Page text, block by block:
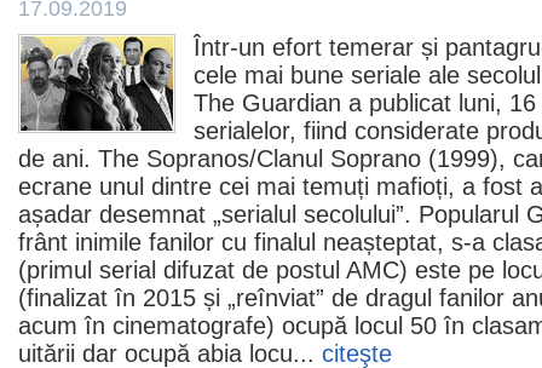
17.09.2019
Într-un efort temerar și
cele mai bune seriale ale
The Guardian a publicat luni,
serialelor, fiind considerate
de ani. The Sopranos/Clanul Soprano (1999),
ecrane unul dintre cei mai temuți mafioți, a fost
așadar desemnat „serialul secolului”. Popularul
frânt inimile fanilor cu finalul neașteptat, s-a
(primul serial difuzat de postul AMC) este pe
(finalizat în 2015 și „reînviat” de dragul fanilor
acum în cinematografe) ocupă locul 50 în
uitării dar ocupă abia locu... citeşte